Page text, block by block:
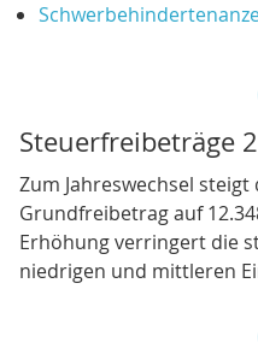
Steuerfreibeträge
Zum Jahreswechsel
Grundfreibetrag auf
Erhöhung verringert die
niedrigen und mittleren